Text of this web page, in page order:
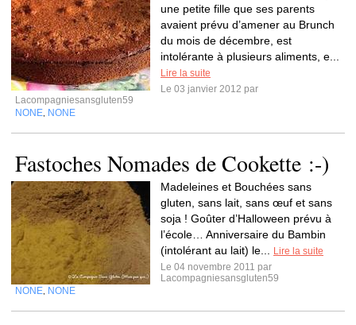
une petite fille que ses parents
avaient prévu d’amener au Brunch
du mois de décembre, est
intolérante à plusieurs aliments, e...
Lire la suite
Le 03 janvier 2012 par
Lacompagniesansgluten59
NONE NONE
Fastoches Nomades de Cookette :-)
Madeleines et Bouchées sans
gluten, sans lait, sans œuf et sans
soja ! Goûter d’Halloween prévu à
l’école… Anniversaire du Bambin
(intolérant au lait) le...
Lire la suite
Le 04 novembre 2011 par
Lacompagniesansgluten59
NONE NONE